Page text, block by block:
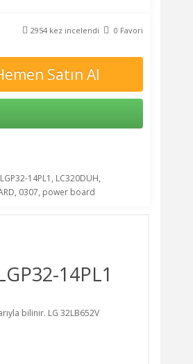
2954 kez incelendi 0 Favori
Satın Al
LGP32-14PL1 , LC320DUH,
, 0307, power board
14PL1
bilinir. LG 32LB652V